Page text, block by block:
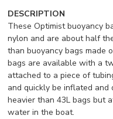
DESCRIPTION
These Optimist buoyancy
nylon and are about half
than buoyancy bags made
bags are available with a
attached to a piece of
and quickly be inflated
heavier than 43L bags but
water in the boat.